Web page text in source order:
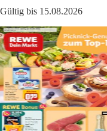
Gültig bis 15.08.2026